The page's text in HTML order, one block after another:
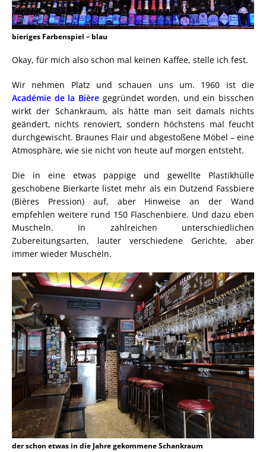
bieriges Farbenspiel – blau
Okay, für mich also schon mal keinen Kaffee, stelle ich fest.
Wir nehmen Platz und schauen uns um. 1960 ist die
Académie de la Bièregegründet worden, und ein bisschen
wirkt der Schankraum, als hätte man seit damals nichts
geändert, nichts renoviert, sondern höchstens mal feucht
durchgewischt. Braunes Flair und abgestoßene Möbel – eine
Atmosphäre, wie sie nicht von heute auf morgen entsteht.
Die in eine etwas pappige und gewellte Plastikhülle
geschobene Bierkarte listet mehr als ein Dutzend Fassbiere
(Bières Pression) auf, aber Hinweise an der Wand
empfehlen weitere rund 150 Flaschenbiere. Und dazu eben
Muscheln. In zahlreichen unterschiedlichen
Zubereitungsarten, lauter verschiedene Gerichte, aber
immer wieder Muscheln.
der schon etwas in die Jahre gekommene Schankraum